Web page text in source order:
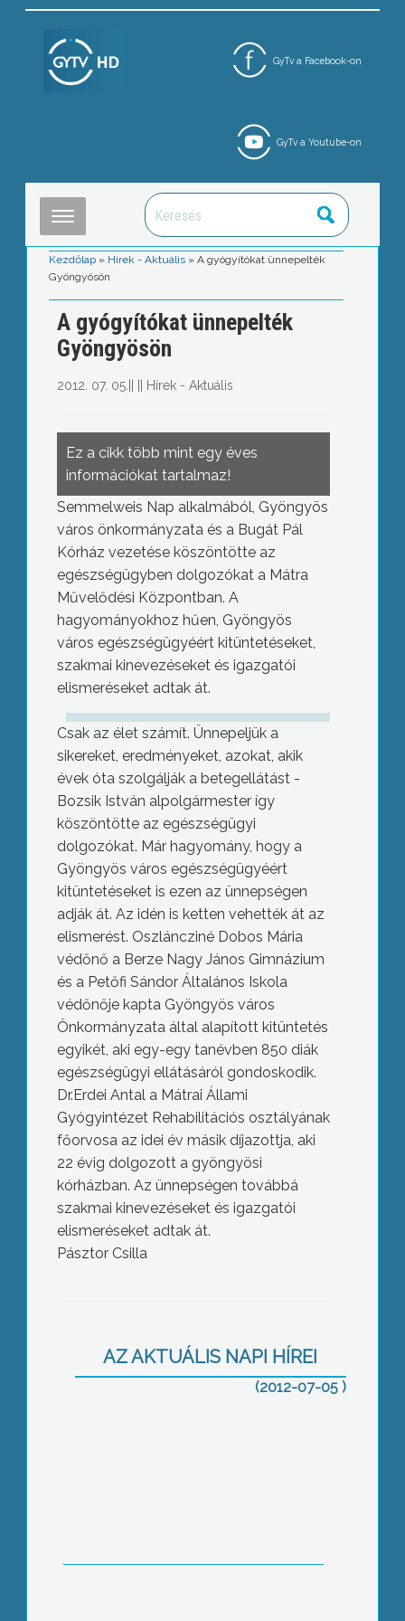
GyTv a Facebook-on
GyTv a Youtube-on
Kezdőlap » Hírek - Aktuális »A gyógyítókat ünnepelték
Gyöngyösön
A gyógyítókat ünnepelték
Gyöngyösön
2012. 07. 05. Hírek - Aktuális
Ez a cikk több mint egy éves
információkat tartalmaz!
Semmelweis Nap alkalmából, Gyöngyös
város önkormányzata és a Bugát Pál
Kórház vezetése köszöntötte az
egészségügyben dolgozókat a Mátra
Művelődési Központban. A
hagyományokhoz hűen, Gyöngyös
város egészségügyéért kitüntetéseket,
szakmai kinevezéseket és igazgatói
elismeréseket adtak át.
Csak az élet számít. Ünnepeljük a
sikereket, eredményeket, azokat, akik
évek óta szolgálják a betegellátást -
Bozsik István alpolgármester így
köszöntötte az egészségügyi
dolgozókat. Már hagyomány, hogy a
Gyöngyös város egészségügyéért
kitüntetéseket is ezen az ünnepségen
adják át. Az idén is ketten vehették át az
elismerést. Oszláncziné Dobos Mária
védőnő a Berze Nagy János Gimnázium
és a Petőfi Sándor Általános Iskola
védőnője kapta Gyöngyös város
Önkormányzata által alapított kitüntetés
egyikét, aki egy-egy tanévben 850 diák
egészségügyi ellátásáról gondoskodik.
Dr.Erdei Antal a Mátrai Állami
Gyógyintézet Rehabilitációs osztályának
főorvosa az idei év másik díjazottja, aki
22 évig dolgozott a gyöngyösi
kórházban. Az ünnepségen továbbá
szakmai kinevezéseket és igazgatói
elismeréseket adtak át.
Pásztor Csilla
AZ AKTUÁLIS NAPI HÍREI
(2012-07-05 )